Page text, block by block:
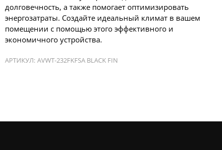
долговечность, а также помогает оптимизировать
энергозатраты. Создайте идеальный климат в вашем
помещении с помощью этого эффективного и
экономичного устройства.
АРТИКУЛ: AVWT-232FKFSA BLACK FIN